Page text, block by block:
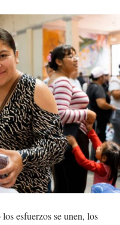
esfuerzos se unen, los